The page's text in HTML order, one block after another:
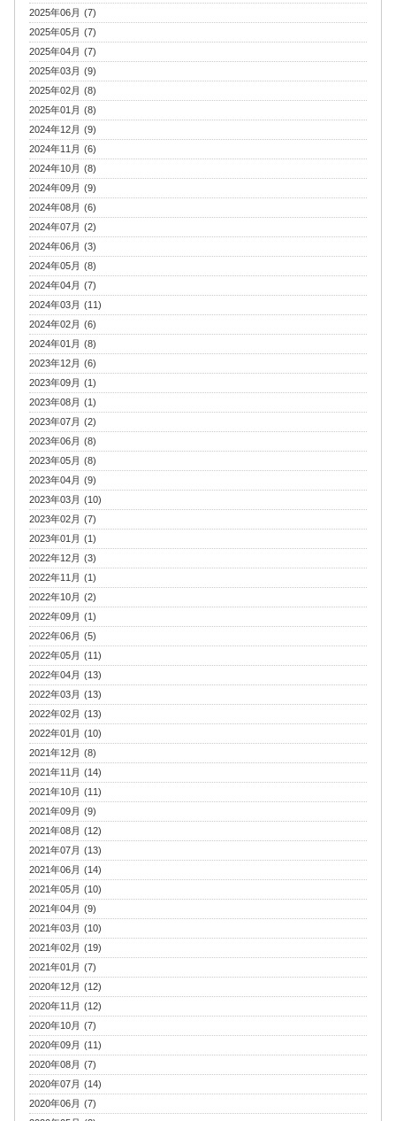
2025年06月 (7)
2025年05月 (7)
2025年04月 (7)
2025年03月 (9)
2025年02月 (8)
2025年01月 (8)
2024年12月 (9)
2024年11月 (6)
2024年10月 (8)
2024年09月 (9)
2024年08月 (6)
2024年07月 (2)
2024年06月 (3)
2024年05月 (8)
2024年04月 (7)
2024年03月 (11)
2024年02月 (6)
2024年01月 (8)
2023年12月 (6)
2023年09月 (1)
2023年08月 (1)
2023年07月 (2)
2023年06月 (8)
2023年05月 (8)
2023年04月 (9)
2023年03月 (10)
2023年02月 (7)
2023年01月 (1)
2022年12月 (3)
2022年11月 (1)
2022年10月 (2)
2022年09月 (1)
2022年06月 (5)
2022年05月 (11)
2022年04月 (13)
2022年03月 (13)
2022年02月 (13)
2022年01月 (10)
2021年12月 (8)
2021年11月 (14)
2021年10月 (11)
2021年09月 (9)
2021年08月 (12)
2021年07月 (13)
2021年06月 (14)
2021年05月 (10)
2021年04月 (9)
2021年03月 (10)
2021年02月 (19)
2021年01月 (7)
2020年12月 (12)
2020年11月 (12)
2020年10月 (7)
2020年09月 (11)
2020年08月 (7)
2020年07月 (14)
2020年06月 (7)